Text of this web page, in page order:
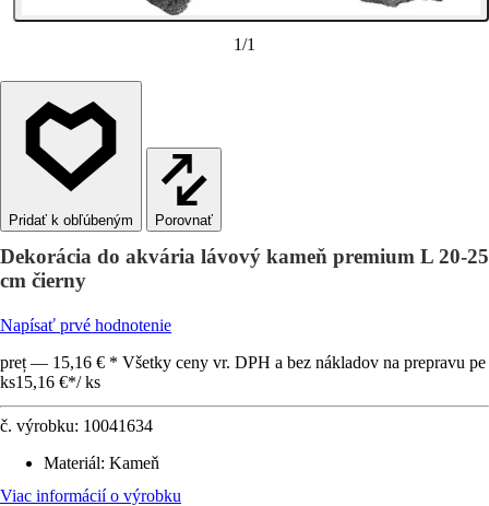
1/1
Porovnať
Dekorácia do akvária lávový kameň premium L 20-25
cm čierny
Napísať prvé hodnotenie
preț — 15,16 € * Všetky ceny vr. DPH a bez nákladov na prepravu pe
ks15,16 €*/ ks
č. výrobku: 10041634
Materiál: Kameň
Viac informácií o výrobku